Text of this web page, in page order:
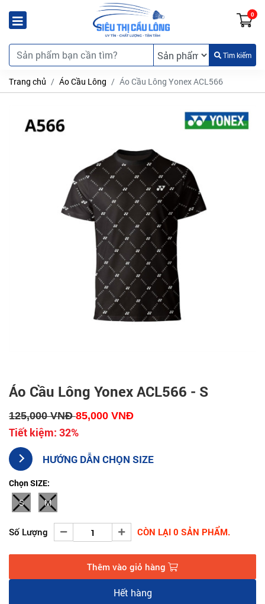
0
Tìm kiếm
Trang chủ Áo Cầu Lông Áo Cầu Lông Yonex ACL566
Áo Cầu Lông Yonex ACL566 - S
125,000VNĐ 85,000 VNĐ
Tiết kiệm: 32%
HƯỚNG DẪN CHỌN SIZE
Chọn SIZE:
S
M
Số Lượng CÒN LẠI 0 SẢN PHẨM.
Thêm vào giỏ hàng
Hết hàng